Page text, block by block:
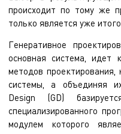
происходит по тому же
только является уже
Генеративное
основная система, идет
методов
системы, а объединяя
Design (GD)
специализированного
модулем которого